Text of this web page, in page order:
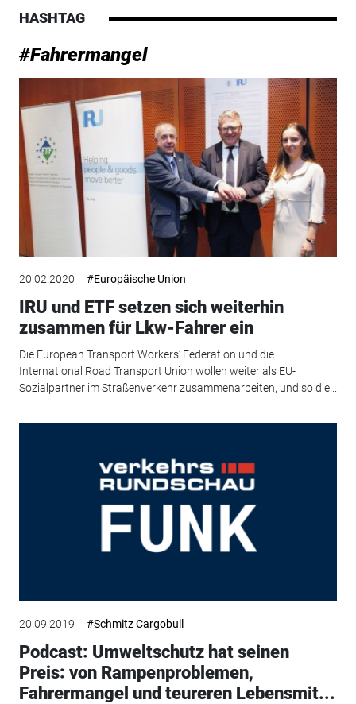
HASHTAG
#Fahrermangel
20.02.2020 #Europäische Union
IRU und ETF setzen sich weiterhin
zusammen für Lkw-Fahrer ein
Die European Transport Workers’ Federation und die
International Road Transport Union wollen weiter als EU-
Sozialpartner im Straßenverkehr zusammenarbeiten, und so die...
20.09.2019 #Schmitz Cargobull
Podcast: Umweltschutz hat seinen
Preis: von Rampenproblemen,
Fahrermangel und teureren Lebensmit...